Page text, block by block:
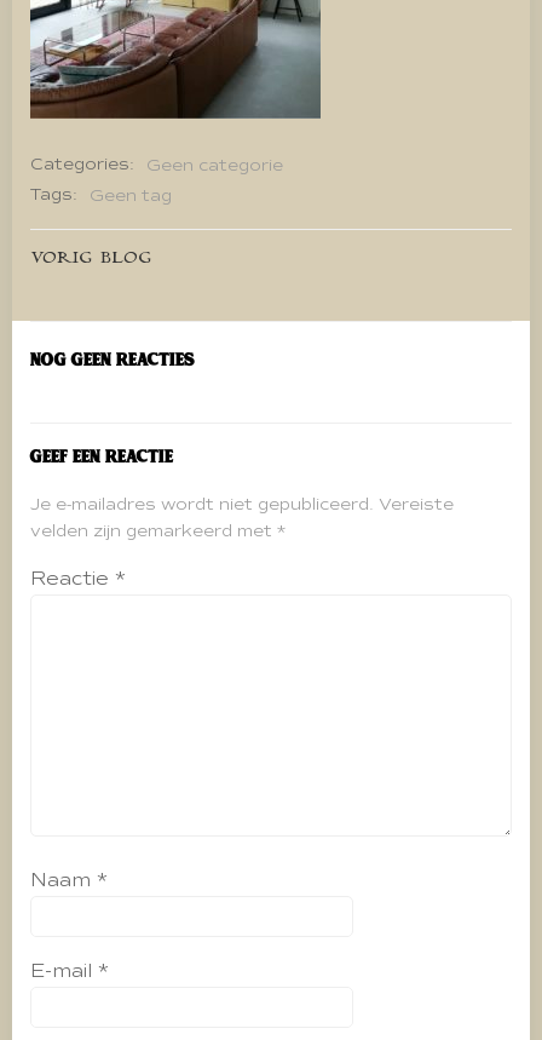
Categories:
Geen categorie
Tags:
Geen tag
Bericht
navigatie
VORIG BLOG
Nog geen reacties
Geef een reactie
Je e-mailadres wordt niet gepubliceerd. Vereiste
velden zijn gemarkeerd met *
Reactie *
Naam *
E-mail *